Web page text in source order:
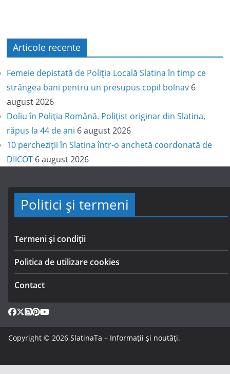
Articole recente
Femeie depistată de Poliția Locală Slatina în timp ce
strângea bani pentru un presupus copil bolnav 6
august 2026
Doliu în Poliția Română. Polițist originar din Slatina,
răpus la 44 de ani 6 august 2026
10 percheziții în Slatina într-o anchetă coordonată de
DIICOT 6 august 2026
Politici și termeni
Termeni și condiții
Politica de utilizare cookies
Contact
Copyright © 2026 SlatinaTa – Informații și noutăți.